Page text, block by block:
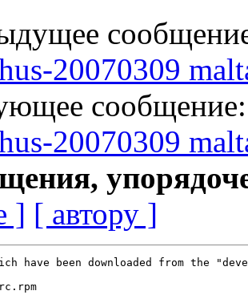
20070309
20070309
] [ автору ]
have been downloaded from the